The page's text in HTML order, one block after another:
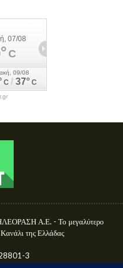
Α.Ε. - Το μεγαλύτερο
της Ελλάδας
3